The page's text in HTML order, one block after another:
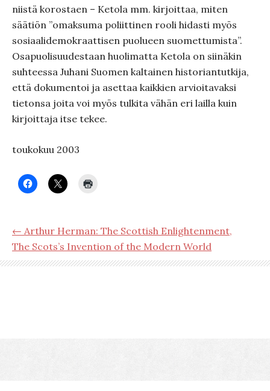
niistä korostaen – Ketola mm. kirjoittaa, miten
säätiön ”omaksuma poliittinen rooli hidasti myös
sosiaalidemokraattisen puolueen suomettumista”.
Osapuolisuudestaan huolimatta Ketola on siinäkin
suhteessa Juhani Suomen kaltainen historiantutkija,
että dokumentoi ja asettaa kaikkien arvioitavaksi
tietonsa joita voi myös tulkita vähän eri lailla kuin
kirjoittaja itse tekee.
toukokuu 2003
← Arthur Herman: The Scottish Enlightenment,
The Scots’s Invention of the Modern World